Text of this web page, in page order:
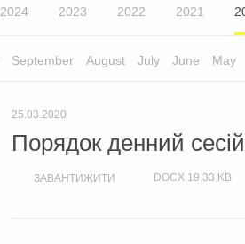
2024 2023 2022 2021
September August July June May
25.03.2020
Порядок денний
ЗАВАНТИЖИТИ DOCX 19.33 KB